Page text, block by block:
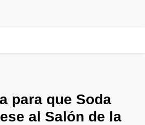
para que Soda
al Salón de la